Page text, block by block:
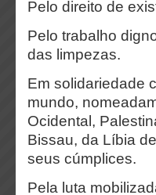
Pelo direito de
Pelo trabalho
das limpezas.
Em solidariedade
mundo,
Ocidental,
Bissau, da Líbia
seus cúmplices.
Pela luta